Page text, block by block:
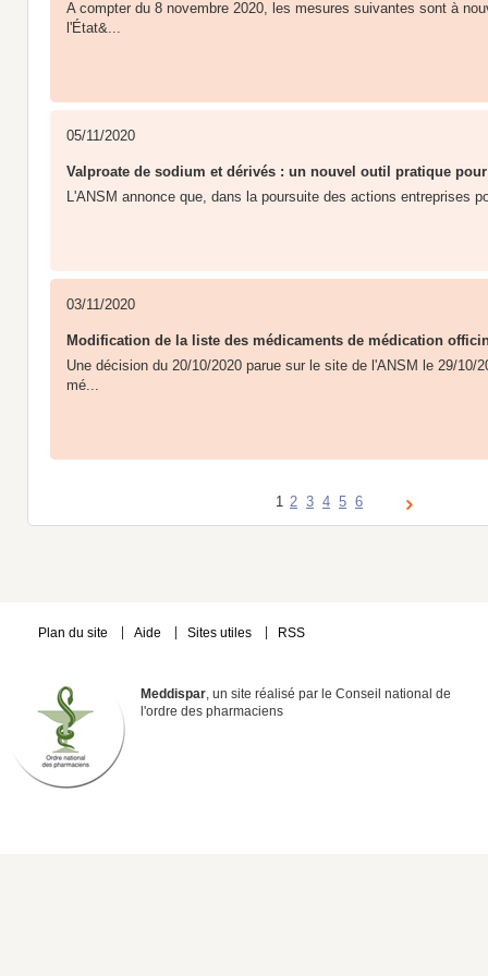
A compter du 8 novembre 2020, les mesures suivantes sont à
l'État&...
05/11/2020
Valproate de sodium et dérivés : un nouvel outil pratique
L'ANSM annonce que, dans la poursuite des actions entreprises
03/11/2020
Modification de la liste des médicaments de médication
Une décision du 20/10/2020 parue sur le site de l'ANSM le 29/10/
mé...
1 2 3 4 5 6
Plan du site Aide Sites utiles RSS
Meddispar , un site réalisé par le Conseil national de
l'ordre des pharmaciens